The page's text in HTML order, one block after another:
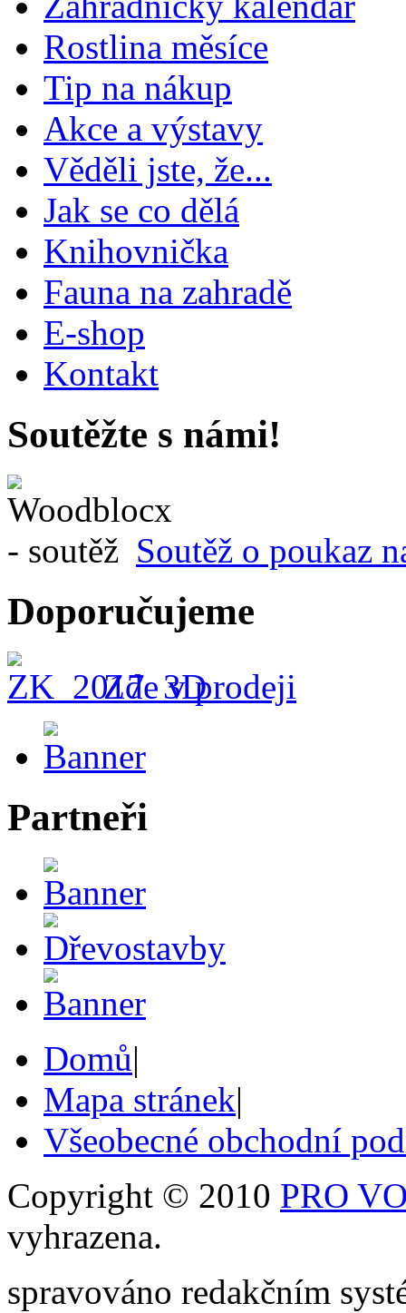
Rostlina měsíce
Tip na nákup
Akce a výstavy
Věděli jste, že...
Jak se co dělá
Knihovnička
Fauna na zahradě
E-shop
Kontakt
Soutěžte s námi!
Soutěž o poukaz
Doporučujeme
Zde v prodeji
Partneři
Domů|
Mapa stránek|
Všeobecné obchodní
Copyright © 2010 PRO
vyhrazena.
spravováno redakčním